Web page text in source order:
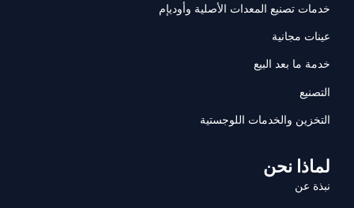
خدمات تصنيع المعدات الأصلية وأوديإم
عينات مجانية
خدمة ما بعد البيع
التصنيع
التخزين والخدمات اللوجستية
لماذا نحن
نبذة عن